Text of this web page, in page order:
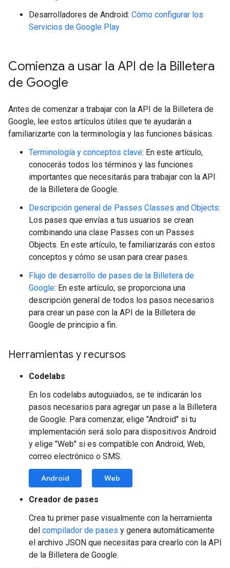
Desarrolladores de Android: Cómo configurar los
Servicios de Google Play
Comienza a usar la API de la Billetera
de Google
Antes de comenzar a trabajar con la API de la Billetera de
Google, lee estos artículos útiles que te ayudarán a
familiarizarte con la terminología y las funciones básicas.
Terminología y conceptos clave: En este artículo,
conocerás todos los términos y las funciones
importantes que necesitarás para trabajar con la API
de la Billetera de Google.
Descripción general de Passes Classes and Objects:
Los pases que envías a tus usuarios se crean
combinando una clase Passes con un Passes
Objects. En este artículo, te familiarizarás con estos
conceptos y cómo se usan para crear pases.
Flujo de desarrollo de pases de la Billetera de
Google: En este artículo, se proporciona una
descripción general de todos los pasos necesarios
para crear un pase con la API de la Billetera de
Google de principio a fin.
Herramientas y recursos
Codelabs
En los codelabs autoguiados, se te indicarán los
pasos necesarios para agregar un pase a la Billetera
de Google. Para comenzar, elige "Android" si tu
implementación será solo para dispositivos Android
y elige "Web" si es compatible con Android, Web,
correo electrónico o SMS.
Android Web
Creador de pases
Crea tu primer pase visualmente con la herramienta
del compilador de pases y genera automáticamente
el archivo JSON que necesitas para crearlo con la API
de la Billetera de Google.